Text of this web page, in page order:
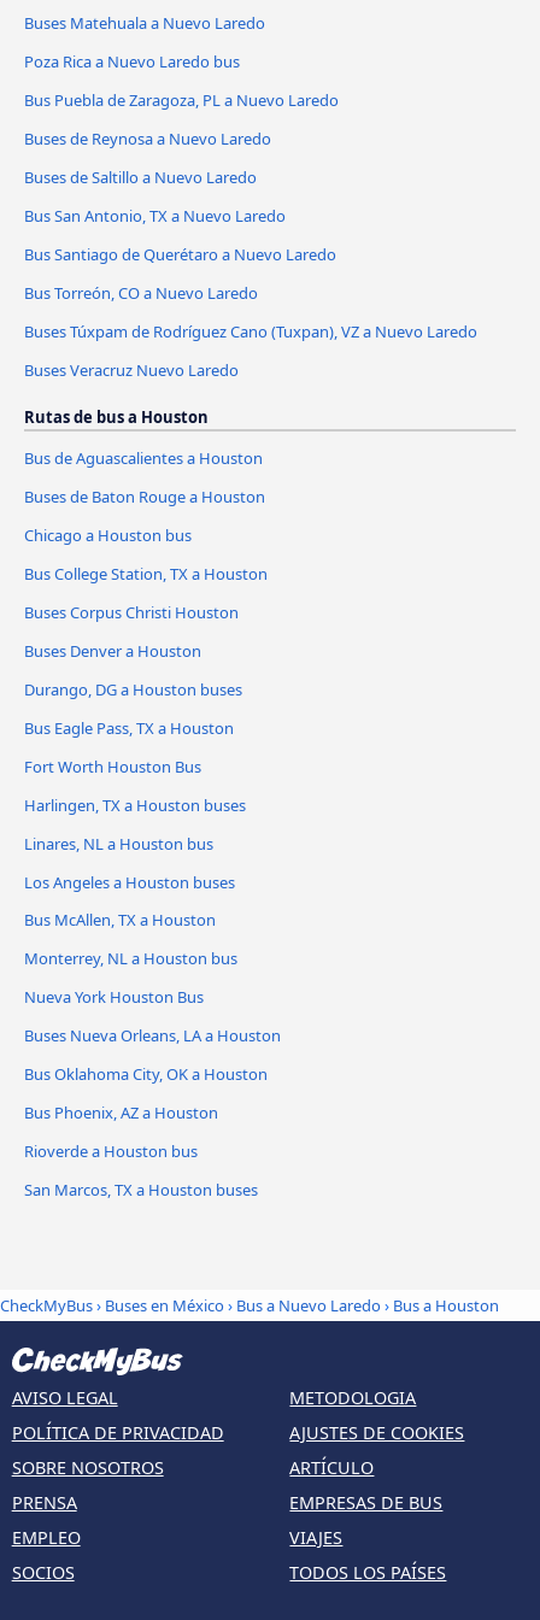
Buses Matehuala a Nuevo Laredo
Poza Rica a Nuevo Laredo bus
Bus Puebla de Zaragoza, PL a Nuevo Laredo
Buses de Reynosa a Nuevo Laredo
Buses de Saltillo a Nuevo Laredo
Bus San Antonio, TX a Nuevo Laredo
Bus Santiago de Querétaro a Nuevo Laredo
Bus Torreón, CO a Nuevo Laredo
Buses Túxpam de Rodríguez Cano (Tuxpan), VZ a Nuevo Laredo
Buses Veracruz Nuevo Laredo
Rutas de bus a Houston
Bus de Aguascalientes a Houston
Buses de Baton Rouge a Houston
Chicago a Houston bus
Bus College Station, TX a Houston
Buses Corpus Christi Houston
Buses Denver a Houston
Durango, DG a Houston buses
Bus Eagle Pass, TX a Houston
Fort Worth Houston Bus
Harlingen, TX a Houston buses
Linares, NL a Houston bus
Los Angeles a Houston buses
Bus McAllen, TX a Houston
Monterrey, NL a Houston bus
Nueva York Houston Bus
Buses Nueva Orleans, LA a Houston
Bus Oklahoma City, OK a Houston
Bus Phoenix, AZ a Houston
Rioverde a Houston bus
San Marcos, TX a Houston buses
CheckMyBus› Buses en México› Bus a Nuevo Laredo› Bus a Houston
AVISO LEGAL
POLÍTICA DE PRIVACIDAD
SOBRE NOSOTROS
PRENSA
EMPLEO
SOCIOS
METODOLOGIA
AJUSTES DE COOKIES
ARTÍCULO
EMPRESAS DE BUS
VIAJES
TODOS LOS PAÍSES